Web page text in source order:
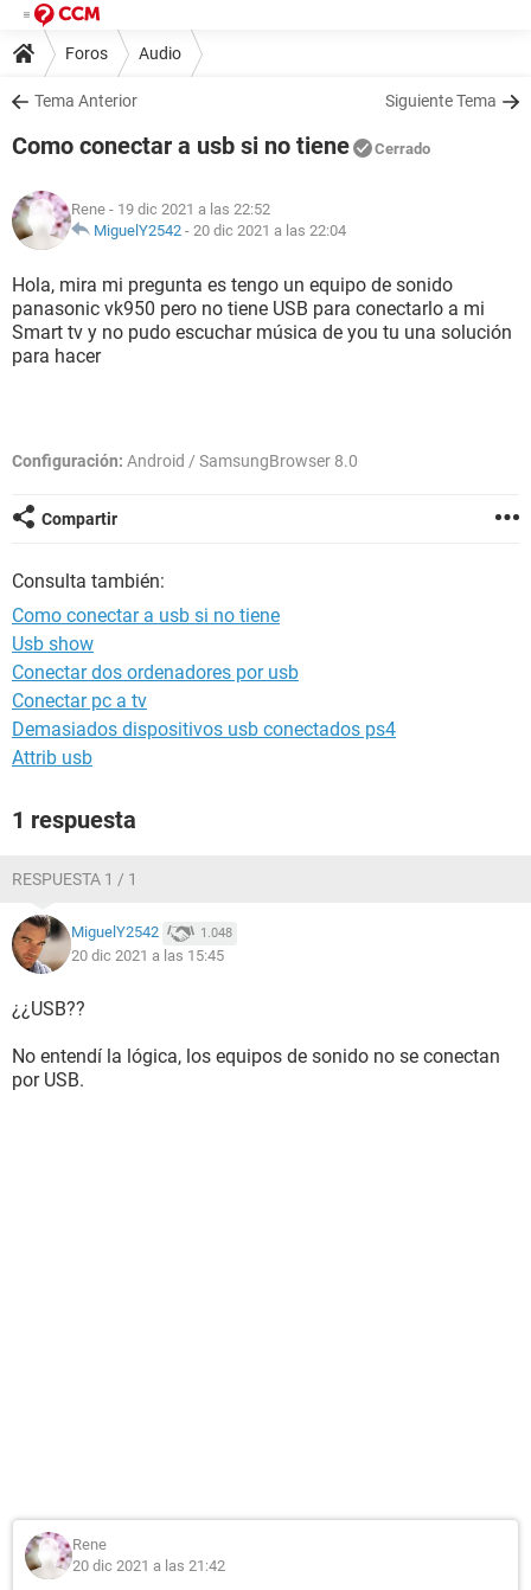
Foros Audio
Tema Anterior Siguiente Tema
Como conectar a usb si no tiene Cerrado
Rene - 19 dic 2021 a las 22:52
MiguelY2542 - 20 dic 2021 a las 22:04
Hola, mira mi pregunta es tengo un equipo de sonido
panasonic vk950 pero no tiene USB para conectarlo a mi
Smart tv y no pudo escuchar música de you tu una solución
para hacer
Configuración: Android / SamsungBrowser 8.0
Compartir
Consulta también:
Como conectar a usb si no tiene
Usb show
Conectar dos ordenadores por usb
Conectar pc a tv
Demasiados dispositivos usb conectados ps4
Attrib usb
1 respuesta
RESPUESTA 1 / 1
MiguelY2542 1.048
20 dic 2021 a las 15:45
¿¿USB??
No entendí la lógica, los equipos de sonido no se conectan
por USB.
Rene
20 dic 2021 a las 21:42